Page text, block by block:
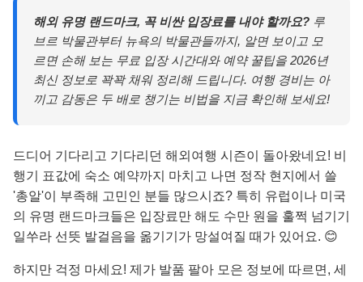
해외 유명 랜드마크, 꼭 비싼 입장료를 내야 할까요? 루
브르 박물관부터 뉴욕의 박물관들까지, 알면 보이고 모
르면 손해 보는 무료 입장 시간대와 예약 꿀팁을 2026년
최신 정보로 꽉꽉 채워 정리해 드립니다. 여행 경비는 아
끼고 감동은 두 배로 챙기는 비법을 지금 확인해 보세요!
드디어 기다리고 기다리던 해외여행 시즌이 돌아왔네요! 비
행기 표값에 숙소 예약까지 마치고 나면 정작 현지에서 쓸
'총알'이 부족해 고민인 분들 많으시죠? 특히 유럽이나 미국
의 유명 랜드마크들은 입장료만 해도 수만 원을 훌쩍 넘기기
일쑤라 선뜻 발걸음을 옮기기가 망설여질 때가 있어요. 😊
하지만 걱정 마세요! 제가 발품 팔아 모은 정보에 따르면, 세